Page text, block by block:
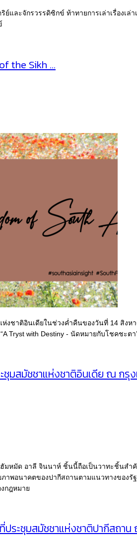
ย์และจักรวรรดิซิกข์ ท้าทายการเล่าเรื่อง
the Sikh …
ชาติอินเดียในช่วงค่ำคืนของวันที่ 14 สิง
Tryst with Destiny - นัดหมายกับโชคชะ
ชุมสมัชชาแห่งชาติอินเดีย ณ กรุ
หมัด อาลี จินนาห์ ชิ้นนี้ถือเป็นวาทะชิ้นส
พอนาคตของปากีสถานตามแนวทางของรั
กฎหมาย
ระชุมสมัชชาแห่งชาติปากีสถาน